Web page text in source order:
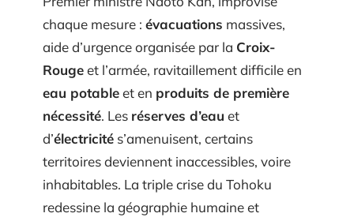
chaque mesure : évacuations massives,
aide d’urgence organisée par la Croix-
Rougeet l’armée, ravitaillement difficile en
eau potableet en produits de première
nécessité. Les réserves d’eau et
d’électricité s’amenuisent, certains
territoires deviennent inaccessibles, voire
inhabitables. La triple crise du Tohoku
redessine la géographie humaine et